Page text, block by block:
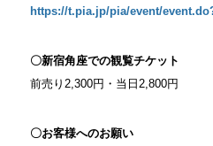
https://t.pia.jp/pia/event/
〇新宿角座での観覧チケット
前売り2,300円・当日2,800円
〇お客様へのお願い